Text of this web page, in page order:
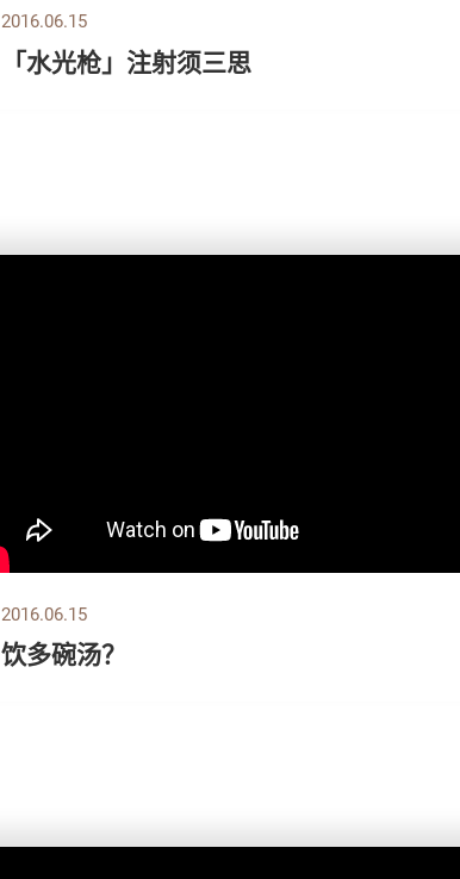
2016.06.15
「水光枪」注射须三思
2016.06.15
饮多碗汤？